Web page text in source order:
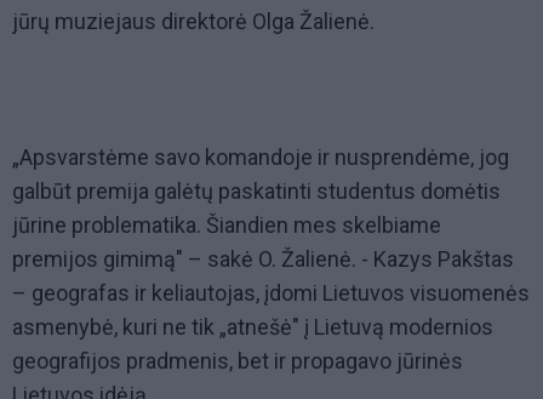
jūrų muziejaus direktorė Olga Žalienė.
„Apsvarstėme savo komandoje ir nusprendėme, jog
galbūt premija galėtų paskatinti studentus domėtis
jūrine problematika. Šiandien mes skelbiame
premijos gimimą" – sakė O. Žalienė. - Kazys Pakštas
– geografas ir keliautojas, įdomi Lietuvos visuomenės
asmenybė, kuri ne tik „atnešė" į Lietuvą modernios
geografijos pradmenis, bet ir propagavo jūrinės